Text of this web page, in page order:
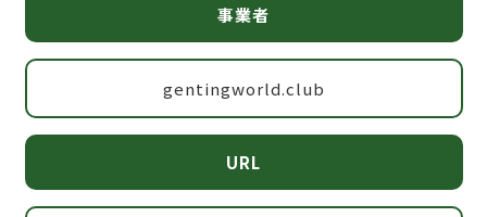
事業者
gentingworld.club
URL